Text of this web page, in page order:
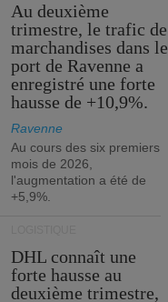
Au deuxième
trimestre, le trafic de
marchandises dans le
port de Ravenne a
enregistré une forte
hausse de +10,9%.
Ravenne
Au cours des six premiers
mois de 2026,
l'augmentation a été de
+5,9%.
DHL connaît une
forte hausse au
deuxième trimestre,